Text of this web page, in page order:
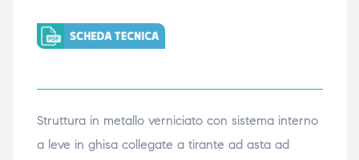
Struttura in metallo verniciato con sistema interno
a leve in ghisa collegate a tirante ad asta ad